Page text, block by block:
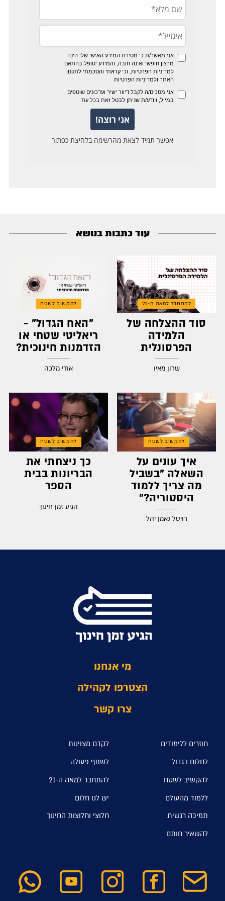
עוד כתבות בנושא
להתחבר למאה ה-21
סוד ההצלחה של
הלמידה
הפרסונלית
שרון מאיו
להקשיב לשטח
"האח הגדול" -
ריאליטי שטחי או
הזדמנות חינוכית?
אודי מלכה
להקשיב לשטח
איך עונים על
השאלה "בשביל
מה צריך ללמוד
היסטוריה?"
רויטל נאמן יהל
להקשיב לשטח
כך ניצחתי את
הבריונות בבית
הספר
הגיע זמן חינוך
מי אנחנו
הצטרפו לקהילה
צרו קשר
חוזרים ללימודים
לקדם מצוינות
לחלום בגדול
לשתף פעולה
להקשיב לשטח
להתחבר למאה ה-21
ללמוד מהעולם
יש לנו חלום
תמיכה רגשית
חלוצי וחלוצות החינוך
להשאיר חותם